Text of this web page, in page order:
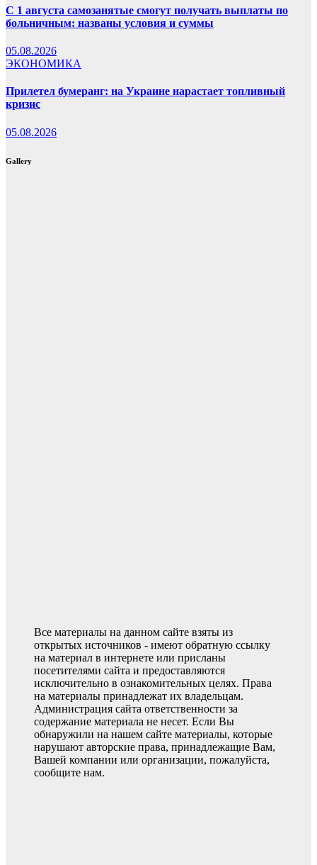
С 1 августа самозанятые смогут получать выплаты по
больничным: названы условия и суммы
05.08.2026
ЭКОНОМИКА
Прилетел бумеранг: на Украине нарастает топливный
кризис
05.08.2026
Gallery
Все материалы на данном сайте взяты из
открытых источников - имеют обратную ссылку
на материал в интернете или присланы
посетителями сайта и предоставляются
исключительно в ознакомительных целях. Права
на материалы принадлежат их владельцам.
Администрация сайта ответственности за
содержание материала не несет. Если Вы
обнаружили на нашем сайте материалы, которые
нарушают авторские права, принадлежащие Вам,
Вашей компании или организации, пожалуйста,
сообщите нам.